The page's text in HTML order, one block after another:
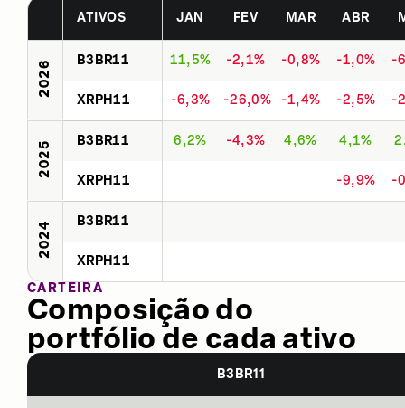
ATIVOS JAN FEV MAR ABR
2026 B3BR11 11,5% -2,1% -0,8% -1,0% -
XRPH11 -6,3% -26,0% -1,4% -2,5% -
2025 B3BR11 6,2% -4,3% 4,6% 4,1%
XRPH11 -9,9% -
2024 B3BR11
XRPH11
CARTEIRA
Composição do
portfólio de cada ativo
B3BR11